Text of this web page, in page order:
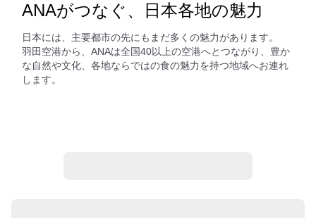
ANAがつなぐ、日本各地の魅力
日本には、主要都市の先にもまだ多くの魅力があります。
羽田空港から、ANAは全国40以上の空港へとつながり、豊か
な自然や文化、各地ならではの食の魅力を持つ地域へお連れ
します。